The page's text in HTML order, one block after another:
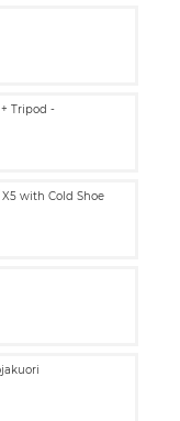
Tripod -
with Cold Shoe